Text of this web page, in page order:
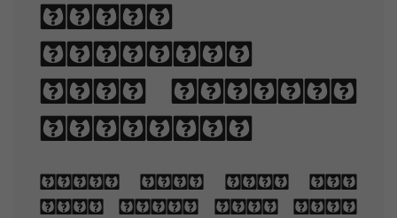
line-
spacing,
and letter-
spacing.
When you are old
and grey and full